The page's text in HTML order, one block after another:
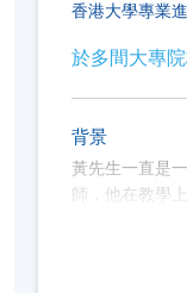
英文全名及
https://
日期 / 時間
香港大學專業
於多間大專
背景
黃先生一直是
師，他在教學
學學位，以及